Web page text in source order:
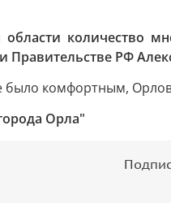
количество
Правительстве РФ
комфортным,
Орла"